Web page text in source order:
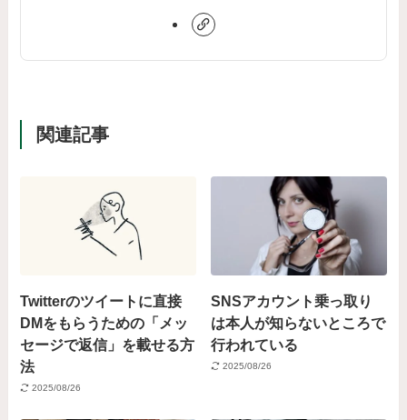
関連記事
Twitterのツイートに直接
DMをもらうための「メッ
セージで返信」を載せる方
法
2025/08/26
SNSアカウント乗っ取り
は本人が知らないところで
行われている
2025/08/26